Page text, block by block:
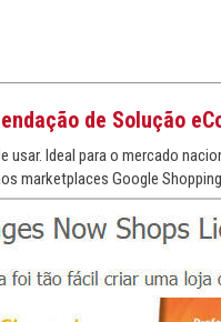
de Solução
usar. Ideal para o mercado
marketplaces Google